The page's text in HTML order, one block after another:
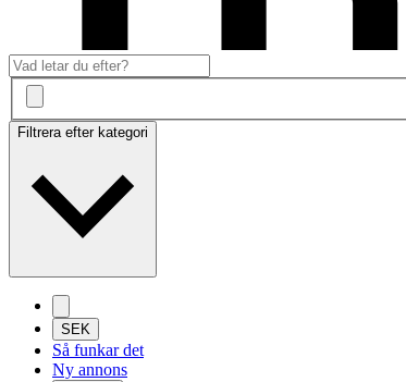
Filtrera efter kategori
SEK
Så funkar det
Ny annons